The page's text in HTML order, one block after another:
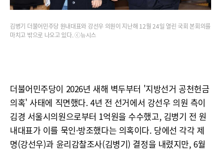
김병기 더불어민주당 원내대표와 강선우 의원이 지난해 12월 24일 열린 국회 본회의를
마치고 밖으로 나오고 있다. ⓒ뉴시스
더불어민주당이 2026년 새해 벽두부터 '지방선거 공천헌금
의혹' 사태에 직면했다. 4년 전 선거에서 강선우 의원 측이
김경 서울시의원으로부터 1억원을 수수했고, 김병기 전 원
내대표가 이를 묵인·방조했다는 의혹이다. 당에선 각각 제
명(강선우)과 윤리감찰조사(김병기) 결정을 내렸지만, 6월